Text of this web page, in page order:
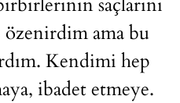
özenirdim ama bu
Kendimi hep
ibadet etmeye.